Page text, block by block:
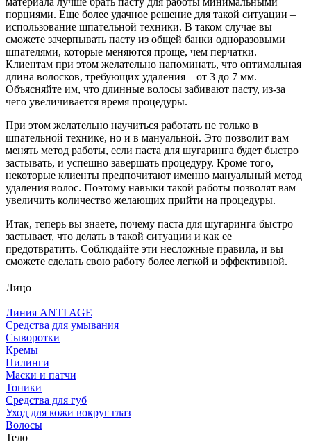
порциями. Еще более удачное решение для такой ситуации –
использование шпательной техники. В таком случае вы
сможете зачерпывать пасту из общей банки одноразовыми
шпателями, которые меняются проще, чем перчатки.
Клиентам при этом желательно напоминать, что оптимальная
длина волосков, требующих удаления – от 3 до 7 мм.
Объясняйте им, что длинные волосы забивают пасту, из-за
чего увеличивается время процедуры.
При этом желательно научиться работать не только в
шпательной технике, но и в мануальной. Это позволит вам
менять метод работы, если паста для шугаринга будет быстро
застывать, и успешно завершать процедуру. Кроме того,
некоторые клиенты предпочитают именно мануальный метод
удаления волос. Поэтому навыки такой работы позволят вам
увеличить количество желающих прийти на процедуры.
Итак, теперь вы знаете, почему паста для шугаринга быстро
застывает, что делать в такой ситуации и как ее
предотвратить. Соблюдайте эти несложные правила, и вы
сможете сделать свою работу более легкой и эффективной.
Лицо
Линия ANTI AGE
Средства для умывания
Сыворотки
Кремы
Пилинги
Маски и патчи
Тоники
Средства для губ
Уход для кожи вокруг глаз
Волосы
Тело